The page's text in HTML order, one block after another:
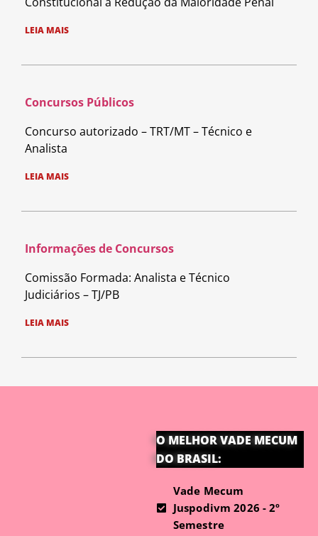
LEIA MAIS
Concursos Públicos
Concurso autorizado – TRT/MT – Técnico e
Analista
LEIA MAIS
Informações de Concursos
Comissão Formada: Analista e Técnico
Judiciários – TJ/PB
LEIA MAIS
O MELHOR VADE MECUM
DO BRASIL:
Vade Mecum
Juspodivm 2026 - 2º
Semestre